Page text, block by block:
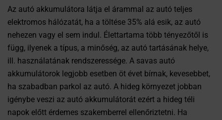
Az autó akkumulátora látja el árammal az autó teljes
elektromos hálózatát, ha a töltése 35% alá esik, az autó
nehezen vagy el sem indul. Élettartama több tényezőtől is
függ, ilyenek a típus, a minőség, az autó tartásának helye,
ill. használatának rendszeressége. A savas autó
akkumulátorok legjobb esetben öt évet bírnak, kevesebbet,
ha szabadban parkol az autó. A hideg környezet jobban
igénybe veszi az autó akkumulátorát ezért a hideg téli
napok előtt érdemes szakemberrel ellenőriztetni. Ha